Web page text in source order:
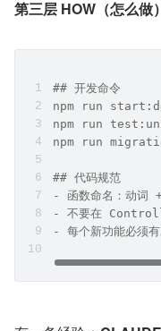
第三层 HOW（怎么做）
## 开发命令
npm run
npm run
npm run
## 代码规范
- 函数命名：动词
- 不要在
- 每个新功能必须